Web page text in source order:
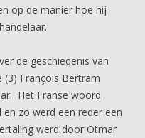
op de manier hoe hij
de geschiedenis van
(3) François Bertram
Het Franse woord
en zo werd een reder een
werd door Otmar